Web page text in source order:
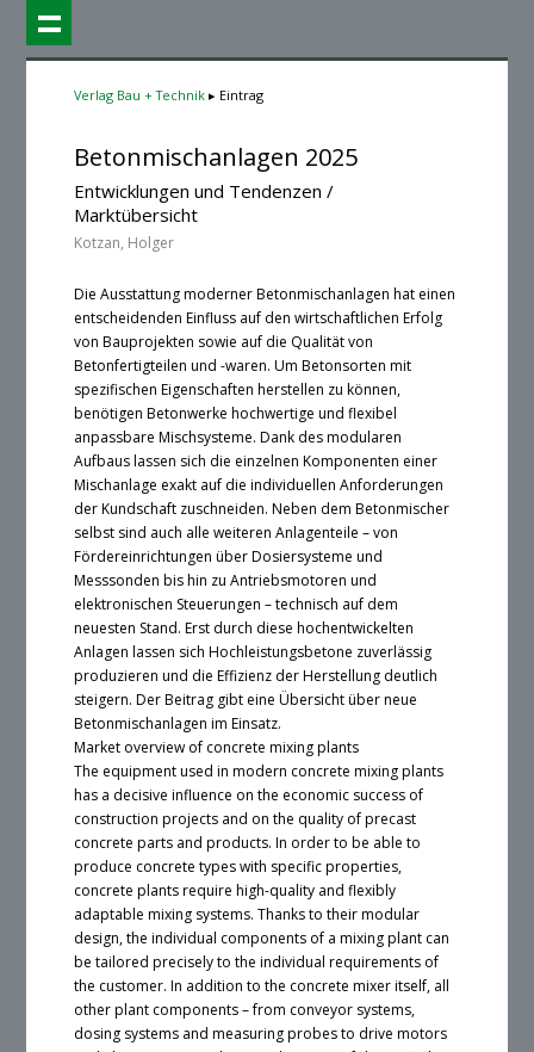
Verlag Bau + Technik Eintrag
Betonmischanlagen 2025
Entwicklungen und Tendenzen /
Marktübersicht
Kotzan, Holger
Die Ausstattung moderner Betonmischanlagen hat einen
entscheidenden Einfluss auf den wirtschaftlichen Erfolg
von Bauprojekten sowie auf die Qualität von
Betonfertigteilen und -waren. Um Betonsorten mit
spezifischen Eigenschaften herstellen zu können,
benötigen Betonwerke hochwertige und flexibel
anpassbare Mischsysteme. Dank des modularen
Aufbaus lassen sich die einzelnen Komponenten einer
Mischanlage exakt auf die individuellen Anforderungen
der Kundschaft zuschneiden. Neben dem Betonmischer
selbst sind auch alle weiteren Anlagenteile – von
Fördereinrichtungen über Dosiersysteme und
Messsonden bis hin zu Antriebsmotoren und
elektronischen Steuerungen – technisch auf dem
neuesten Stand. Erst durch diese hochentwickelten
Anlagen lassen sich Hochleistungsbetone zuverlässig
produzieren und die Effizienz der Herstellung deutlich
steigern. Der Beitrag gibt eine Übersicht über neue
Betonmischanlagen im Einsatz.
Market overview of concrete mixing plants
The equipment used in modern concrete mixing plants
has a decisive influence on the economic success of
construction projects and on the quality of precast
concrete parts and products. In order to be able to
produce concrete types with specific properties,
concrete plants require high-quality and flexibly
adaptable mixing systems. Thanks to their modular
design, the individual components of a mixing plant can
be tailored precisely to the individual requirements of
the customer. In addition to the concrete mixer itself, all
other plant components – from conveyor systems,
dosing systems and measuring probes to drive motors